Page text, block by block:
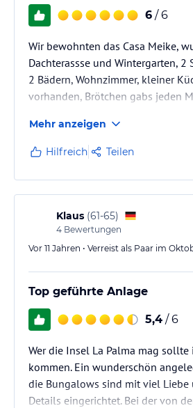
6 / 6
Wir bewohnten das Casa Meike,
Dachterassse und Wintergarten, 2
2 Bädern, Wohnzimmer, kleiner
vorhanden, Brötchen gabs jeden
Ausflüge mit Kindern nach Puerto
unternehmen.
Mehr anzeigen
Hilfreich Teilen
Klaus (61-65)
4 Bewertungen
Vor 11 Jahren • Verreist als Paar im
Top geführte Anlage
5,4 / 6
Wer die Insel La Palma mag sollte
kommen. Ein wunderschön
die Bungalows sind mit viel Liebe
Details eingerichtet. Bei der von